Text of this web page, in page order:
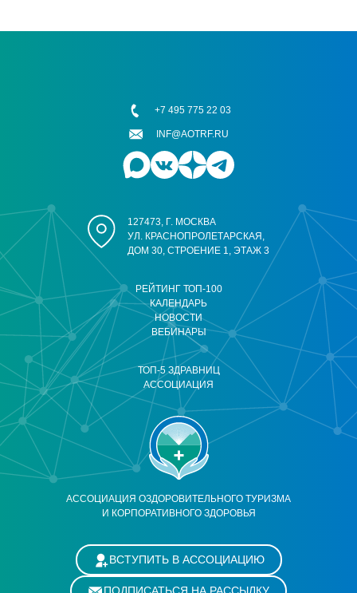
АССОЦИАЦИЯ ОЗДОРОВИТЕЛЬНОГО ТУРИЗМА
И КОРПОРАТИВНОГО ЗДОРОВЬЯ
РЕЙТИНГ ТОП-100
КАЛЕНДАРЬ
НОВОСТИ
ВЕБИНАРЫ
ТОП-5 ЗДРАВНИЦ
АССОЦИАЦИЯ
127473, Г. МОСКВА
УЛ. КРАСНОПРОЛЕТАРСКАЯ,
ДОМ 30, СТРОЕНИЕ 1, ЭТАЖ 3
+7 495 775 22 03
INF@AOTRF.RU
ВСТУПИТЬ В АССОЦИАЦИЮ